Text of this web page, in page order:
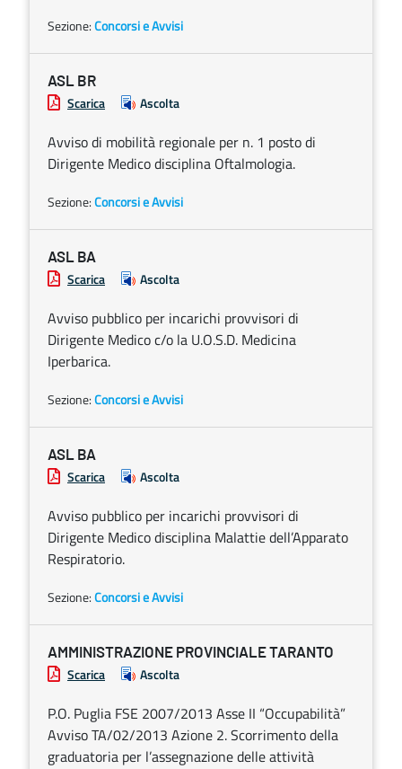
Sezione:Concorsi e Avvisi
ASL BR
Scarica Ascolta
Avviso di mobilità regionale per n. 1 posto di
Dirigente Medico disciplina Oftalmologia.
Sezione:Concorsi e Avvisi
ASL BA
Scarica Ascolta
Avviso pubblico per incarichi provvisori di
Dirigente Medico c/o la U.O.S.D. Medicina
Iperbarica.
Sezione:Concorsi e Avvisi
ASL BA
Scarica Ascolta
Avviso pubblico per incarichi provvisori di
Dirigente Medico disciplina Malattie dell’Apparato
Respiratorio.
Sezione:Concorsi e Avvisi
AMMINISTRAZIONE PROVINCIALE TARANTO
Scarica Ascolta
P.O. Puglia FSE 2007/2013 Asse II “Occupabilità”
Avviso TA/02/2013 Azione 2. Scorrimento della
graduatoria per l’assegnazione delle attività